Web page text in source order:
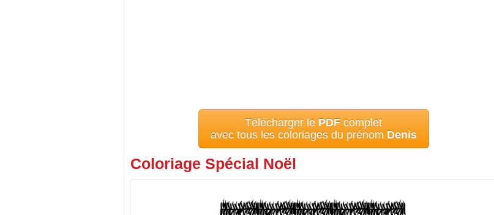
Télécharger le PDF complet
avec tous les coloriages du prénom Denis
Coloriage Spécial Noël